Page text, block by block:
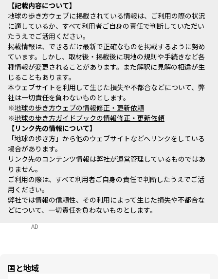
記載内容について
地球の歩き方ウェブに掲載されている情報は、ご利用の際の状況
に適しているか、すべて利用者ご自身の責任で判断していただい
たうえでご活用ください。
掲載情報は、できるだけ最新で正確なものを掲載するように努め
ています。しかし、取材後・掲載後に現地の規則や手続きなど各
種情報が変更されることがあります。また解釈に見解の相違が生
じることもあります。
本ウェブサイトを利用して生じた損失や不都合などについて、弊
社は一切責任を負わないものとします。
※地球の歩き方ウェブの情報修正・更新依頼
※地球の歩き方ガイドブックの情報修正・更新依頼
リンク先の情報について
「地球の歩き方」から他のウェブサイトなどへリンクをしている
場合があります。
リンク先のコンテンツ情報は弊社が運営管理しているものではあ
りません。
ご利用の際は、すべて利用者ご自身の責任で判断したうえでご活
用ください。
弊社では情報の信頼性、その利用によって生じた損失や不都合な
どについて、一切責任を負わないものとします。
AD
国と地域